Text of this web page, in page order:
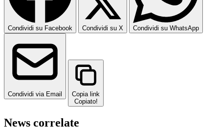
Condividi su Facebook Condividi su X Condividi su WhatsApp
Condividi via Email
Copia link
Copiato!
News correlate